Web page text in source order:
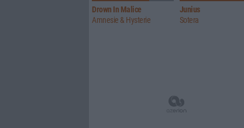
Drown In Malice
Amnesie & Hysterie
Junius
Sotera